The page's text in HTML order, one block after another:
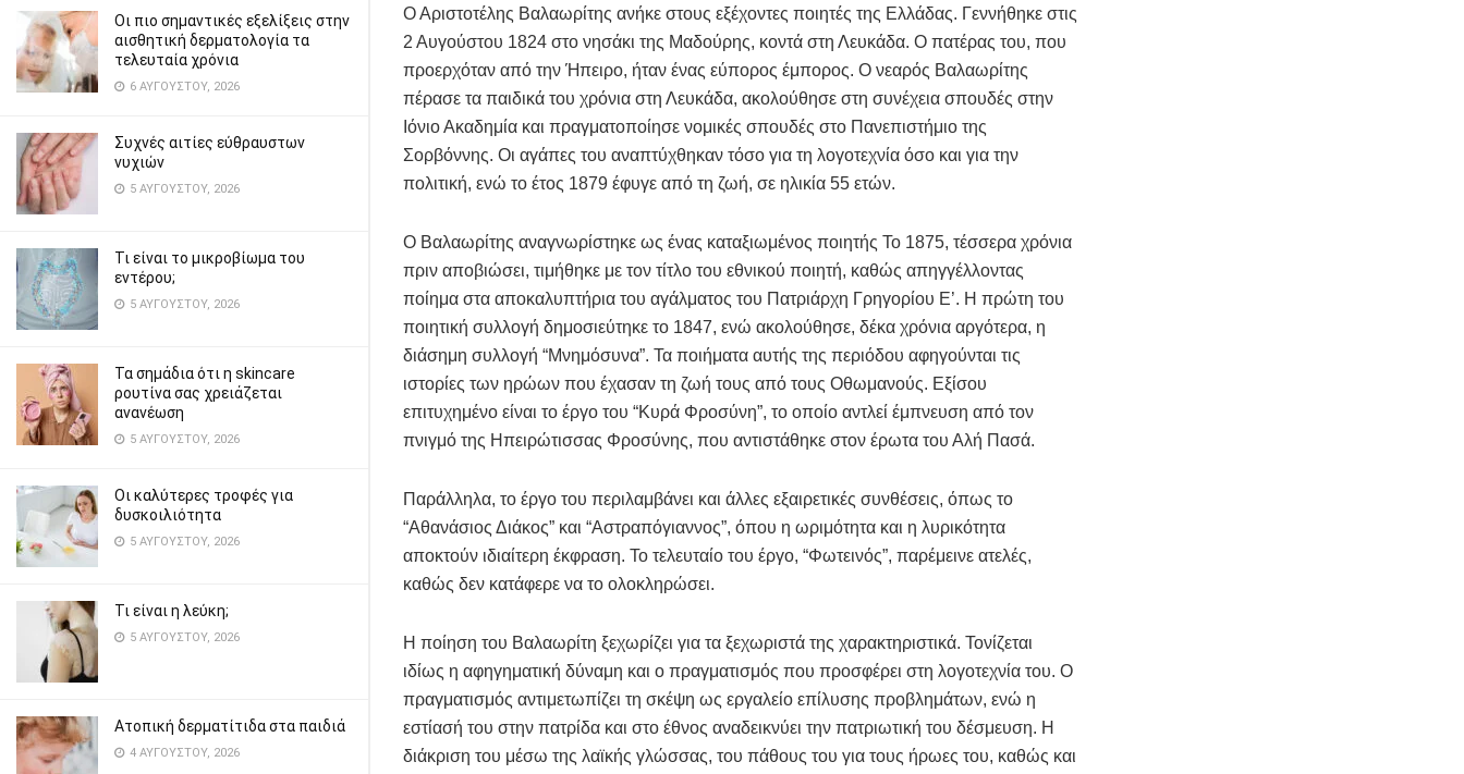
Οι πιο σημαντικές εξελίξεις στην
αισθητική δερματολογία τα
τελευταία χρόνια
6 ΑΥΓΟΎΣΤΟΥ, 2026
Συχνές αιτίες εύθραυστων
νυχιών
5 ΑΥΓΟΎΣΤΟΥ, 2026
Τι είναι το μικροβίωμα του
εντέρου;
5 ΑΥΓΟΎΣΤΟΥ, 2026
Τα σημάδια ότι η skincare
ρουτίνα σας χρειάζεται
ανανέωση
5 ΑΥΓΟΎΣΤΟΥ, 2026
Οι καλύτερες τροφές για
δυσκοιλιότητα
5 ΑΥΓΟΎΣΤΟΥ, 2026
Τι είναι η λεύκη;
5 ΑΥΓΟΎΣΤΟΥ, 2026
Ατοπική δερματίτιδα στα παιδιά
4 ΑΥΓΟΎΣΤΟΥ, 2026
Ο Αριστοτέλης Βαλαωρίτης ανήκε στους εξέχοντες ποιητές της Ελλάδας. Γεννήθηκε στις
2 Αυγούστου 1824 στο νησάκι της Μαδούρης, κοντά στη Λευκάδα. Ο πατέρας του, που
προερχόταν από την Ήπειρο, ήταν ένας εύπορος έμπορος. Ο νεαρός Βαλαωρίτης
πέρασε τα παιδικά του χρόνια στη Λευκάδα, ακολούθησε στη συνέχεια σπουδές στην
Ιόνιο Ακαδημία και πραγματοποίησε νομικές σπουδές στο Πανεπιστήμιο της
Σορβόννης. Οι αγάπες του αναπτύχθηκαν τόσο για τη λογοτεχνία όσο και για την
πολιτική, ενώ το έτος 1879 έφυγε από τη ζωή, σε ηλικία 55 ετών.
Ο Βαλαωρίτης αναγνωρίστηκε ως ένας καταξιωμένος ποιητής Το 1875, τέσσερα χρόνια
πριν αποβιώσει, τιμήθηκε με τον τίτλο του εθνικού ποιητή, καθώς απηγγέλλοντας
ποίημα στα αποκαλυπτήρια του αγάλματος του Πατριάρχη Γρηγορίου Ε’. Η πρώτη του
ποιητική συλλογή δημοσιεύτηκε το 1847, ενώ ακολούθησε, δέκα χρόνια αργότερα, η
διάσημη συλλογή “Μνημόσυνα”. Τα ποιήματα αυτής της περιόδου αφηγούνται τις
ιστορίες των ηρώων που έχασαν τη ζωή τους από τους Οθωμανούς. Εξίσου
επιτυχημένο είναι το έργο του “Κυρά Φροσύνη”, το οποίο αντλεί έμπνευση από τον
πνιγμό της Ηπειρώτισσας Φροσύνης, που αντιστάθηκε στον έρωτα του Αλή Πασά.
Παράλληλα, το έργο του περιλαμβάνει και άλλες εξαιρετικές συνθέσεις, όπως το
“Αθανάσιος Διάκος” και “Αστραπόγιαννος”, όπου η ωριμότητα και η λυρικότητα
αποκτούν ιδιαίτερη έκφραση. Το τελευταίο του έργο, “Φωτεινός”, παρέμεινε ατελές,
καθώς δεν κατάφερε να το ολοκληρώσει.
Η ποίηση του Βαλαωρίτη ξεχωρίζει για τα ξεχωριστά της χαρακτηριστικά. Τονίζεται
ιδίως η αφηγηματική δύναμη και ο πραγματισμός που προσφέρει στη λογοτεχνία του. Ο
πραγματισμός αντιμετωπίζει τη σκέψη ως εργαλείο επίλυσης προβλημάτων, ενώ η
εστίασή του στην πατρίδα και στο έθνος αναδεικνύει την πατριωτική του δέσμευση. Η
διάκριση του μέσω της λαϊκής γλώσσας, του πάθους του για τους ήρωες του, καθώς και